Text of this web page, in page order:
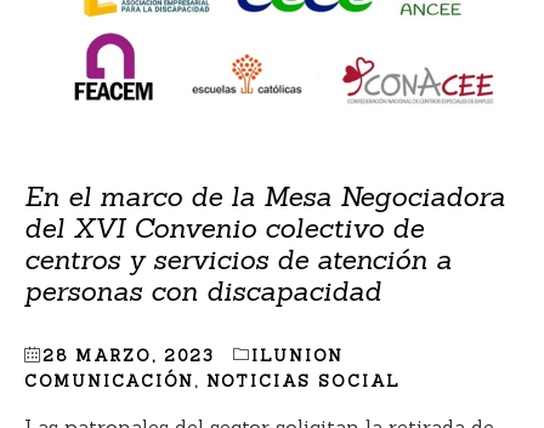
En el marco de la Mesa Negociadora
del XVI Convenio colectivo de
centros y servicios de atención a
personas con discapacidad
28 MARZO, 2023
ILUNION
COMUNICACIÓN, NOTICIAS SOCIAL